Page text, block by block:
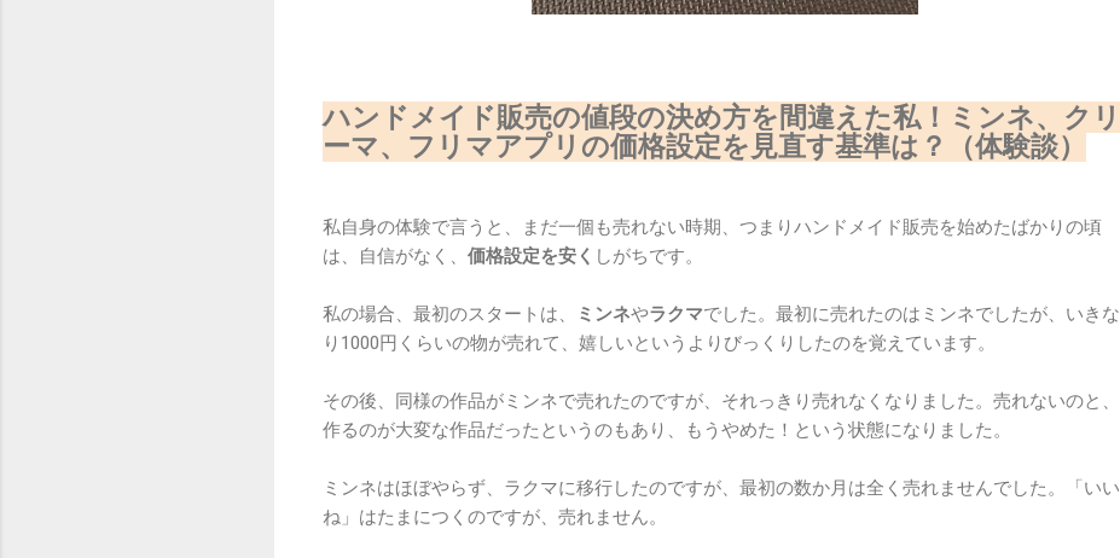
ハンドメイド販売の値段の決め方を間違えた私！ミンネ、クリ
ーマ、フリマアプリの価格設定を見直す基準は？（体験談）
私自身の体験で言うと、まだ一個も売れない時期、つまりハンドメイド販売を始めたばかりの頃
は、自信がなく、 価格設定を安く しがちです。
私の場合、最初のスタートは、 ミンネやラクマでした。最初に売れたのはミンネでしたが、いきな
り1000円くらいの物が売れて、嬉しいというよりびっくりしたのを覚えています。
その後、同様の作品がミンネで売れたのですが、それっきり売れなくなりました。売れないのと、
作るのが大変な作品だったというのもあり、もうやめた！という状態になりました。
ミンネはほぼやらず、ラクマに移行したのですが、最初の数か月は全く売れませんでした。「いい
ね」はたまにつくのですが、売れません。